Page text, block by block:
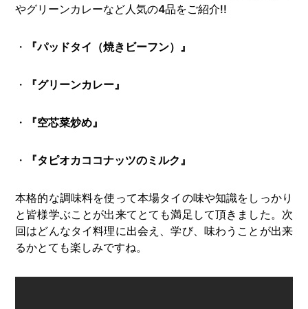
やグリーンカレーなど人気の4品をご紹介!!
・ 『パッドタイ（焼きビーフン）』
・ 『グリーンカレー』
・ 『空芯菜炒め』
・ 『タピオカココナッツのミルク』
本格的な調味料を使って本場タイの味や知識をしっかり
と皆様学ぶことが出来てとても満足して頂きました。次
回はどんなタイ料理に出会え、学び、味わうことが出来
るかとても楽しみですね。